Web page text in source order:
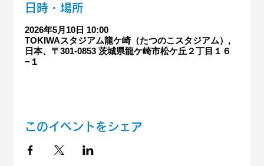
日時・場所
2026年5月10日 10:00
TOKIWAスタジアム龍ケ崎（たつのこスタジアム）,
日本、〒301-0853 茨城県龍ケ崎市松ケ丘２丁目１６
−１
このイベントをシェア